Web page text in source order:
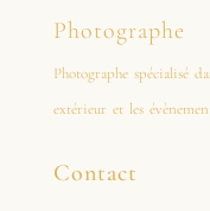
Photographe
Photographe spécialisé
extérieur et les
Contact